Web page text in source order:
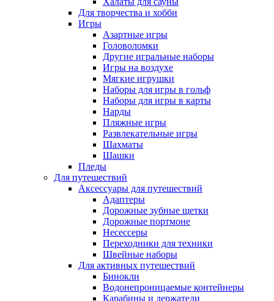
Для творчества и хобби
Игры
Азартные игры
Головоломки
Другие игральные наборы
Игры на воздухе
Мягкие игрушки
Наборы для игры в гольф
Наборы для игры в карты
Нарды
Пляжные игры
Развлекательные игры
Шахматы
Шашки
Пледы
Для путешествий
Аксессуары для путешествий
Адаптеры
Дорожные зубные щетки
Дорожные портмоне
Несессеры
Переходники для техники
Швейные наборы
Для активных путешествий
Бинокли
Водонепроницаемые контейнеры
Карабины и держатели